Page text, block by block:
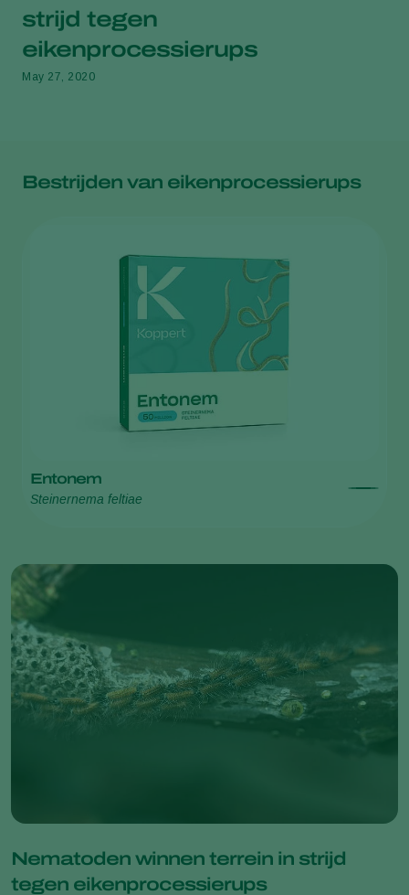
strijd tegen
eikenprocessierups
May 27, 2020
Bestrijden van eikenprocessierups
Entonem
Steinernema feltiae
Nematoden winnen terrein in strijd
tegen eikenprocessierups